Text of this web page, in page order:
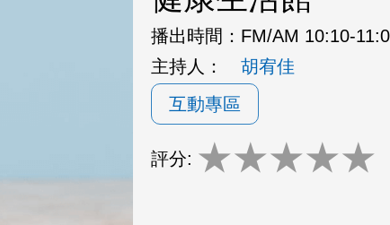
播出時間： FM/AM 10:10-
主持人：
胡宥佳
互動專區
評分: ★★★★★